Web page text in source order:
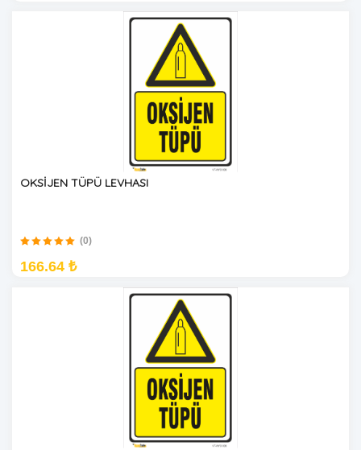
OKSİJEN TÜPÜ LEVHASI
(0)
166.64 ₺